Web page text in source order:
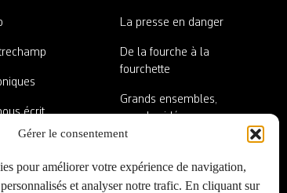
Gérer le consentement
pour améliorer votre expérience de navigation,
et analyser notre trafic. En cliquant sur
écrit
invité·es
de la plaque
La presse en danger
De la fourche à la
fourchette
Grands ensembles,
grandes idées